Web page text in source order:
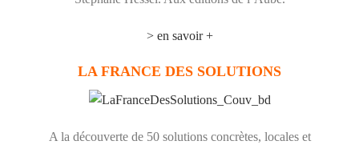
> en savoir +
LA FRANCE DES SOLUTIONS
A la découverte de 50 solutions concrètes, locales et